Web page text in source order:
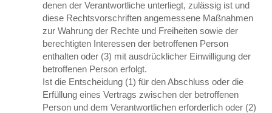
denen der Verantwortliche unterliegt, zulässig ist und
diese Rechtsvorschriften angemessene Maßnahmen
zur Wahrung der Rechte und Freiheiten sowie der
berechtigten Interessen der betroffenen Person
enthalten oder (3) mit ausdrücklicher Einwilligung der
betroffenen Person erfolgt.
Ist die Entscheidung (1) für den Abschluss oder die
Erfüllung eines Vertrags zwischen der betroffenen
Person und dem Verantwortlichen erforderlich oder (2)